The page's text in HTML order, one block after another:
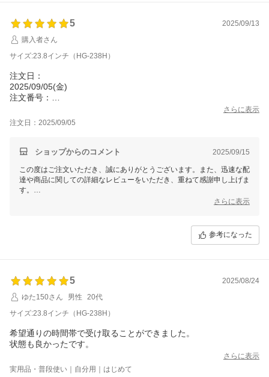
5
2025/09/13
購入者さん
サイズ:23.8インチ（HG-238H）
注文日：
2025/09/05(金)
注文番号：
注文して二日で届きました。
PC本体がまだないためスイッチ2を繋いでのレビューになります
全体的な作りはシンプルで値段相応という感じですが、組み立て
レビュー特典は選択しましたが64G USBメモリでお願いします。
さらに表示
注文日：2025/09/05
ショップからのコメント 2025/09/15
この度はご注文いただき、誠にありがとうございます。また、迅速な配
達や商品に関しての詳細なレビューをいただき、重ねて感謝申し上げま
す。
また、組み立ての簡便さやコンパクトさを評価していただき、ありがと
うございます。コストパフォーマンスについてもご満足いただけて何よ
とも快適にご利用いただけますよう、サービスと品質の向上に努めて参
ります。何かご不明な点がありましたら、どうぞお気軽にご連絡くださ
いませ。
さらに表示
参考になった
5
2025/08/24
ゆた150さん
男性
20代
サイズ:23.8インチ（HG-238H）
希望通りの時間帯で受け取ることができました。
状態も良かったです。
さらに表示
実用品・普段使い｜自分用｜はじめて